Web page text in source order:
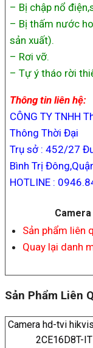
– Bị chập nổ
– Bị thấm nước
sản xuất).
– Rơi vỡ.
– Tự ý tháo rời
Thông tin liên hệ:
CÔNG TY TNHH
Thông Thời Đại
Trụ sở : 452/27
Bình Trị
HOTLINE :
Sản phẩm liên
Quay lại danh
Sản Phẩm Liên
Camera hd-tvi
2CE16D8T-